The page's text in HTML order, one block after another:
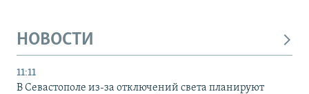
НОВОСТИ
11:11
В Севастополе из-за отключений света планируют